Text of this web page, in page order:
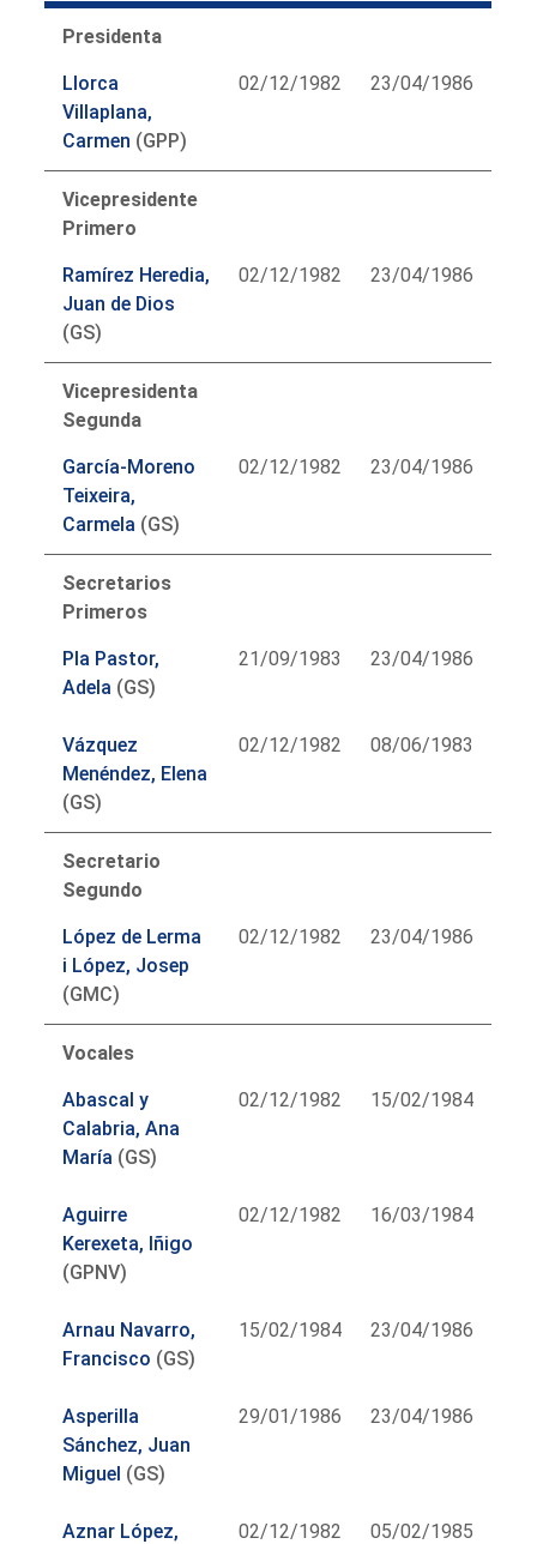
Presidenta
Llorca
Villaplana,
Carmen (GPP)
02/12/1982 23/04/1986
Vicepresidente
Primero
Ramírez Heredia,
Juan de Dios
(GS)
02/12/1982 23/04/1986
Vicepresidenta
Segunda
García-Moreno
Teixeira,
Carmela (GS)
02/12/1982 23/04/1986
Secretarios
Primeros
Pla Pastor,
Adela (GS)
21/09/1983 23/04/1986
Vázquez
Menéndez, Elena
(GS)
02/12/1982 08/06/1983
Secretario
Segundo
López de Lerma
i López, Josep
(GMC)
02/12/1982 23/04/1986
Vocales
Abascal y
Calabria, Ana
María (GS)
02/12/1982 15/02/1984
Aguirre
Kerexeta, Iñigo
(GPNV)
02/12/1982 16/03/1984
Arnau Navarro,
Francisco (GS)
15/02/1984 23/04/1986
Asperilla
Sánchez, Juan
Miguel (GS)
29/01/1986 23/04/1986
Aznar López,
02/12/1982 05/02/1985